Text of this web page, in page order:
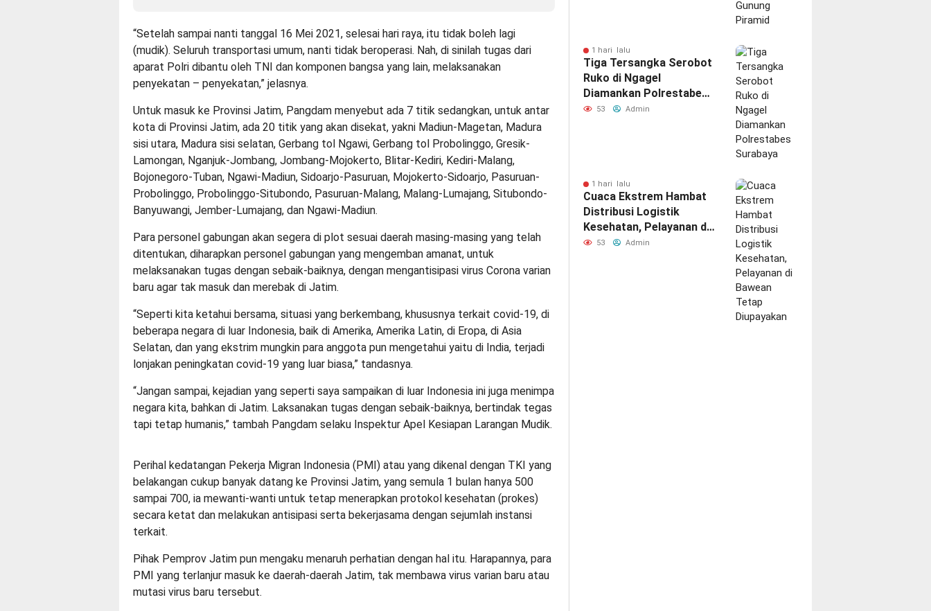
“Setelah sampai nanti tanggal 16 Mei 2021, selesai hari raya, itu tidak boleh lagi
(mudik). Seluruh transportasi umum, nanti tidak beroperasi. Nah, di sinilah tugas dari
aparat Polri dibantu oleh TNI dan komponen bangsa yang lain, melaksanakan
penyekatan – penyekatan,” jelasnya.
Untuk masuk ke Provinsi Jatim, Pangdam menyebut ada 7 titik sedangkan, untuk antar
kota di Provinsi Jatim, ada 20 titik yang akan disekat, yakni Madiun-Magetan, Madura
sisi utara, Madura sisi selatan, Gerbang tol Ngawi, Gerbang tol Probolinggo, Gresik-
Lamongan, Nganjuk-Jombang, Jombang-Mojokerto, Blitar-Kediri, Kediri-Malang,
Bojonegoro-Tuban, Ngawi-Madiun, Sidoarjo-Pasuruan, Mojokerto-Sidoarjo, Pasuruan-
Probolinggo, Probolinggo-Situbondo, Pasuruan-Malang, Malang-Lumajang, Situbondo-
Banyuwangi, Jember-Lumajang, dan Ngawi-Madiun.
Para personel gabungan akan segera di plot sesuai daerah masing-masing yang telah
ditentukan, diharapkan personel gabungan yang mengemban amanat, untuk
melaksanakan tugas dengan sebaik-baiknya, dengan mengantisipasi virus Corona varian
baru agar tak masuk dan merebak di Jatim.
“Seperti kita ketahui bersama, situasi yang berkembang, khususnya terkait covid-19, di
beberapa negara di luar Indonesia, baik di Amerika, Amerika Latin, di Eropa, di Asia
Selatan, dan yang ekstrim mungkin para anggota pun mengetahui yaitu di India, terjadi
lonjakan peningkatan covid-19 yang luar biasa,” tandasnya.
“Jangan sampai, kejadian yang seperti saya sampaikan di luar Indonesia ini juga menimpa
negara kita, bahkan di Jatim. Laksanakan tugas dengan sebaik-baiknya, bertindak tegas
tapi tetap humanis,” tambah Pangdam selaku Inspektur Apel Kesiapan Larangan Mudik.
Perihal kedatangan Pekerja Migran Indonesia (PMI) atau yang dikenal dengan TKI yang
belakangan cukup banyak datang ke Provinsi Jatim, yang semula 1 bulan hanya 500
sampai 700, ia mewanti-wanti untuk tetap menerapkan protokol kesehatan (prokes)
secara ketat dan melakukan antisipasi serta bekerjasama dengan sejumlah instansi
terkait.
Pihak Pemprov Jatim pun mengaku menaruh perhatian dengan hal itu. Harapannya, para
PMI yang terlanjur masuk ke daerah-daerah Jatim, tak membawa virus varian baru atau
mutasi virus baru tersebut.
1 hari lalu
Tiga Tersangka Serobot
Ruko di Ngagel
Diamankan Polrestabes
Surabaya
53 Admin
1 hari lalu
Cuaca Ekstrem Hambat
Distribusi Logistik
Kesehatan, Pelayanan di
Bawean Tetap
53 Admin